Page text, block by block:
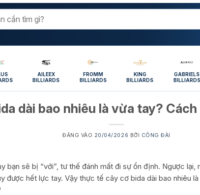
AILEEX
BILLIARDS
FROMM
BILLIARDS
KING
BILLIARDS
GABRIELS
BILLIARDS
dài bao nhiêu là vừa tay?
ĐĂNG VÀO 20/04/2026 BỞI CÔNG ĐÀI
bạn sẽ bị “với”, tư thế đánh mất đi sự ổn định. Ngược lại,
được hết lực tay. Vậy thực tế cây cơ bida dài bao nhiêu